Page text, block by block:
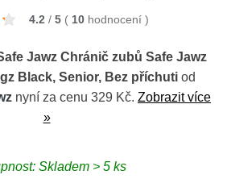
4.2 / 5 ( 10 hodnocení )
Jawz Chránič zubů Safe Jawz
Black, Senior, Bez příchutiod
nyní za cenu 329 Kč. Zobrazit více
»
Skladem > 5 ks